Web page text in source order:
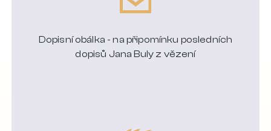
Dopisní obálka - na připomínku posledních
dopisů Jana Buly z vězení